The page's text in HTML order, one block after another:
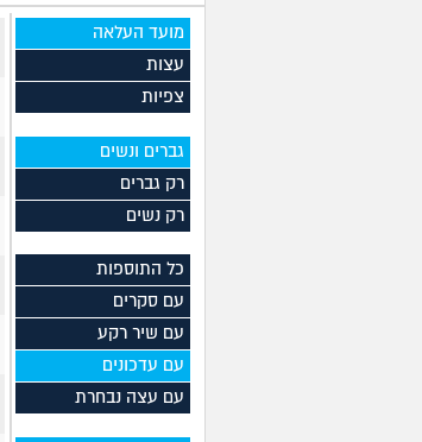
מועד העלאה
עצות
צפיות
גברים ונשים
רק גברים
רק נשים
כל התוספות
עם סקרים
עם שיר רקע
עם עדכונים
עם עצה נבחרת